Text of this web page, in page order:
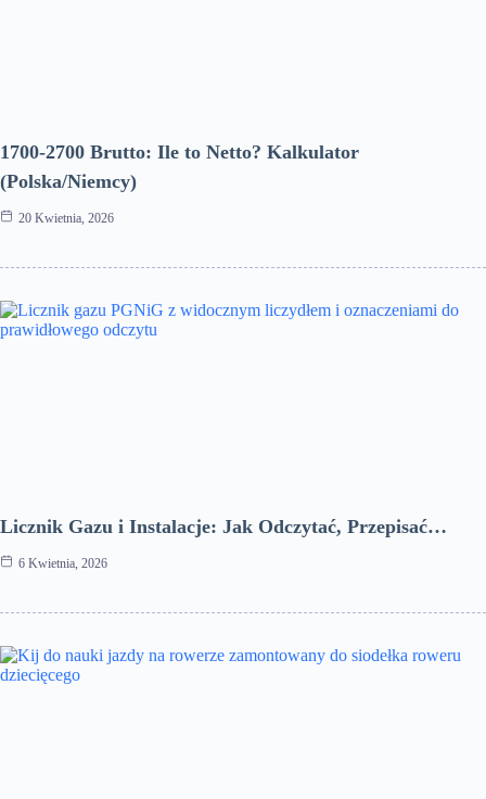
1700-2700 Brutto: Ile to Netto? Kalkulator
(Polska/Niemcy)
20 Kwietnia, 2026
Licznik Gazu i Instalacje: Jak Odczytać, Przepisać…
6 Kwietnia, 2026